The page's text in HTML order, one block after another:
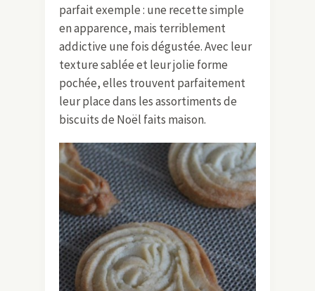
parfait exemple : une recette simple
en apparence, mais terriblement
addictive une fois dégustée. Avec leur
texture sablée et leur jolie forme
pochée, elles trouvent parfaitement
leur place dans les assortiments de
biscuits de Noël faits maison.